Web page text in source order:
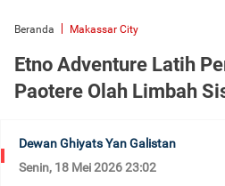
Beranda Makassar City
Etno Adventure Latih
Paotere Olah Limbah
Dewan Ghiyats Yan Galistan
Senin, 18 Mei 2026 23:02